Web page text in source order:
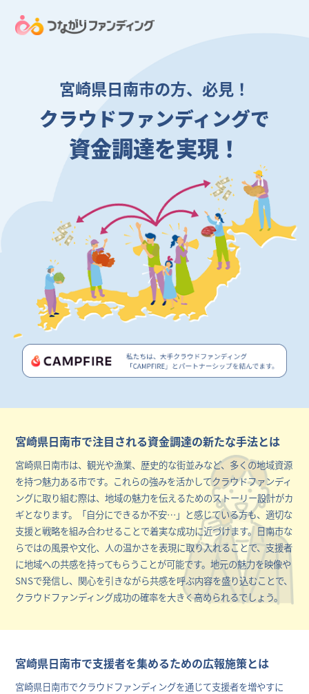
宮崎県日南市の方、必見！
クラウドファンディングで
資金調達を実現！
宮崎県日南市で注目される資金調達の新たな手法とは
宮崎県日南市は、観光や漁業、歴史的な街並みなど、多くの地域資源
を持つ魅力ある市です。これらの強みを活かしてクラウドファンディ
ングに取り組む際は、地域の魅力を伝えるためのストーリー設計がカ
ギとなります。「自分にできるか不安…」と感じている方も、適切な
支援と戦略を組み合わせることで着実な成功に近づけます。日南市な
らではの風景や文化、人の温かさを表現に取り入れることで、支援者
に地域への共感を持ってもらうことが可能です。地元の魅力を映像や
SNSで発信し、関心を引きながら共感を呼ぶ内容を盛り込むことで、
クラウドファンディング成功の確率を大きく高められるでしょう。
宮崎県日南市で支援者を集めるための広報施策とは
宮崎県日南市でクラウドファンディングを通じて支援者を増やすに